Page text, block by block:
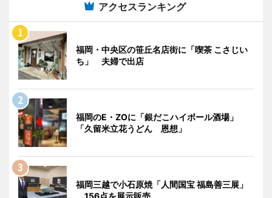
アクセスランキング
福岡・中央区の笹丘名店街に「喫茶 こさじい
ち」 夫婦で出店
福岡のE・ZOに「銀だこハイボール酒場」
「久留米立花うどん 恩想」
福岡三越で小石原焼「人間国宝 福島善三展」
156点を展示販売